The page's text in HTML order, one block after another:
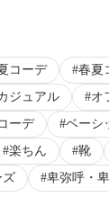
コーデ 春夏
ジュアル
オ
ーデ ベーシ
楽ちん 靴
ズ
卑弥呼・